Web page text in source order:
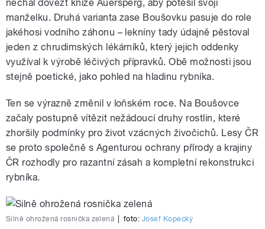
nechal dovézt kníže Auersperg, aby potěšil svoji
manželku. Druhá varianta zase Boušovku pasuje do role
jakéhosi vodního záhonu – lekníny tady údajně pěstoval
jeden z chrudimských lékárníků, který jejich oddenky
využíval k výrobě léčivých přípravků. Obě možnosti jsou
stejně poetické, jako pohled na hladinu rybníka.
Ten se výrazně změnil v loňském roce. Na Boušovce
začaly postupně vítězit nežádoucí druhy rostlin, které
zhoršily podmínky pro život vzácných živočichů. Lesy ČR
se proto společně s Agenturou ochrany přírody a krajiny
ČR rozhodly pro razantní zásah a kompletní rekonstrukci
rybníka.
Silně ohrožená rosnička zelená foto: Josef Kopecký